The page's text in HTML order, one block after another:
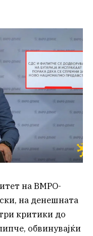
на ВМРО-
на денешната
критики до
обвинувајќи